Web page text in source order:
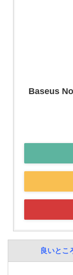
Baseus
良いとこ